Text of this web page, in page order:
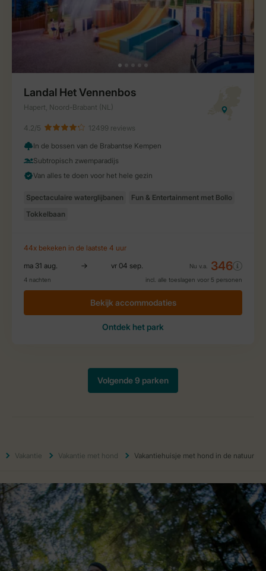
Vakantie Vakantie met hond Vakantiehuisje met hond in de natuur